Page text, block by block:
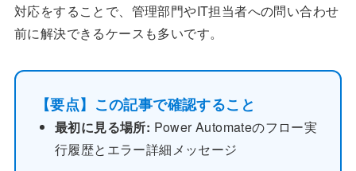
対応をすることで、管理部門やIT担当者への問い合わせ
前に解決できるケースも多いです。
【要点】この記事で確認すること
最初に見る場所: Power Automateのフロー実
行履歴とエラー詳細メッセージ